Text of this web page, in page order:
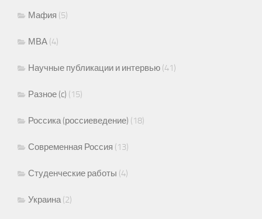
Мафия (5)
МВА (4)
Научные публикации и интервью (41)
Разное (c) (15)
Россика (россиеведение) (18)
Современная Россия (13)
Студенческие работы (4)
Украина(2)